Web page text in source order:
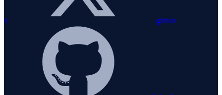
x github